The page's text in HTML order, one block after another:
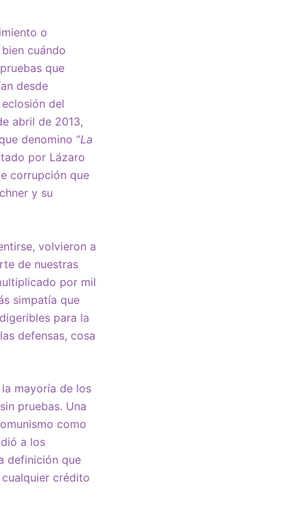
o
cuándo
que
desde
del
abril de 2013,
denomino “La
por Lázaro
corrupción que
y su
volvieron a
de nuestras
por mil
simpatía que
para la
defensas, cosa
mayoría de los
pruebas. Una
como
a los
definición que
crédito